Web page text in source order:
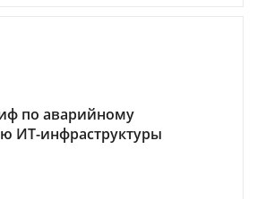
по аварийному
ИТ-инфраструктуры